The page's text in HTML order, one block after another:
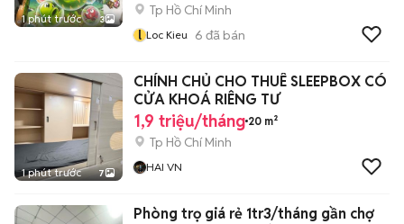
1 phút trước 3
Tp Hồ Chí Minh
l Loc Kieu 6 đã bán
1 phút trước 7
CHÍNH CHỦ CHO THUÊ SLEEPBOX CÓ
CỬA KHOÁ RIÊNG TƯ
1,9 triệu/tháng 20 m²
Tp Hồ Chí Minh
HAI VN
Phòng trọ giá rẻ 1tr3/tháng gần chợ